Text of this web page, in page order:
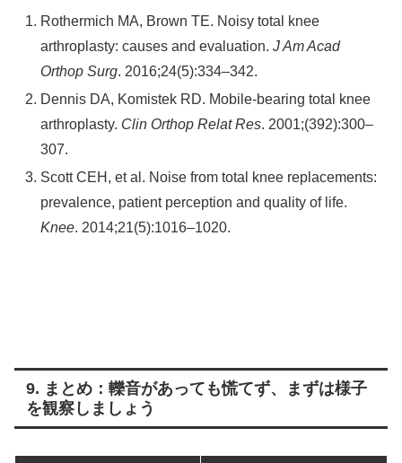
Rothermich MA, Brown TE. Noisy total knee
arthroplasty: causes and evaluation.J Am Acad
Orthop Surg. 2016;24(5):334–342.
Dennis DA, Komistek RD. Mobile-bearing total knee
arthroplasty. Clin Orthop Relat Res. 2001;(392):300–
307.
Scott CEH, et al. Noise from total knee replacements:
prevalence, patient perception and quality of life.
Knee. 2014;21(5):1016–1020.
9. まとめ：轢音があっても慌てず、まずは様子
を観察しましょう